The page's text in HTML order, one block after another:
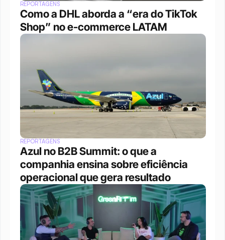
REPORTAGENS
Como a DHL aborda a “era do TikTok
Shop” no e-commerce LATAM
REPORTAGENS
Azul no B2B Summit: o que a
companhia ensina sobre eficiência
operacional que gera resultado